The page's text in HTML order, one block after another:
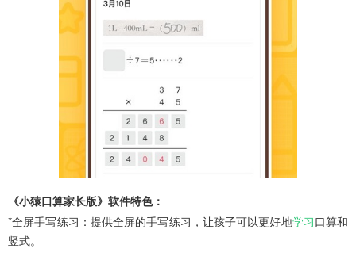
《小猿口算家长版》软件特色：
*全屏手写练习：提供全屏的手写练习，让孩子可以更好地学习口算和
竖式。